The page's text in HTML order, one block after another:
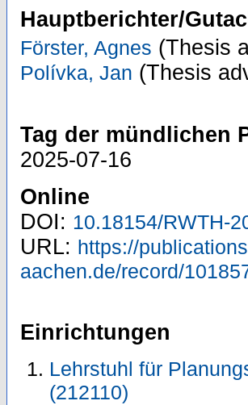
Hauptberichter/
Förster, Agnes (Thesis
Polívka, Jan (Thesis
Tag der mündlichen
2025-07-16
Online
DOI: 10.18154/RWTH-
URL: https://
aachen.de/record/
Einrichtungen
Lehrstuhl für
(212110)